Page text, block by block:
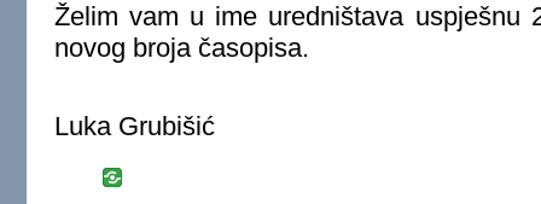
Želim vam u ime uredništava uspješnu
novog broja časopisa.
Luka Grubišić